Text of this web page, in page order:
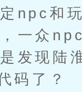
和玩
一众
现陆淮
了？